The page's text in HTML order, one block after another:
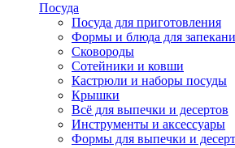
Посуда
Посуда для приготовления
Формы и блюда для
Сковороды
Сотейники и ковши
Кастрюли и наборы посуды
Крышки
Всё для выпечки и десертов
Инструменты и аксессуары
Формы для выпечки и